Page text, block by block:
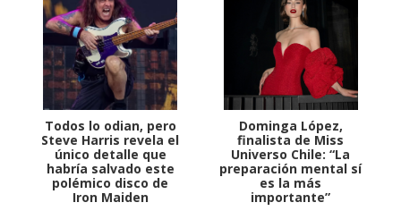
Todos lo odian, pero
Steve Harris revela el
único detalle que
habría salvado este
polémico disco de
Iron Maiden
Dominga López,
finalista de Miss
Universo Chile: “La
preparación mental sí
es la más
importante”